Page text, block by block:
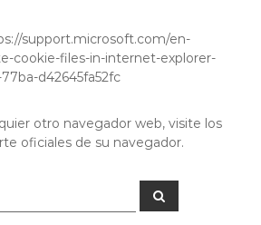
support.microsoft.com/en-
cookie-files-in-internet-explorer-
d42645fa52fc
otro navegador web, visite los
oficiales de su navegador.
Search